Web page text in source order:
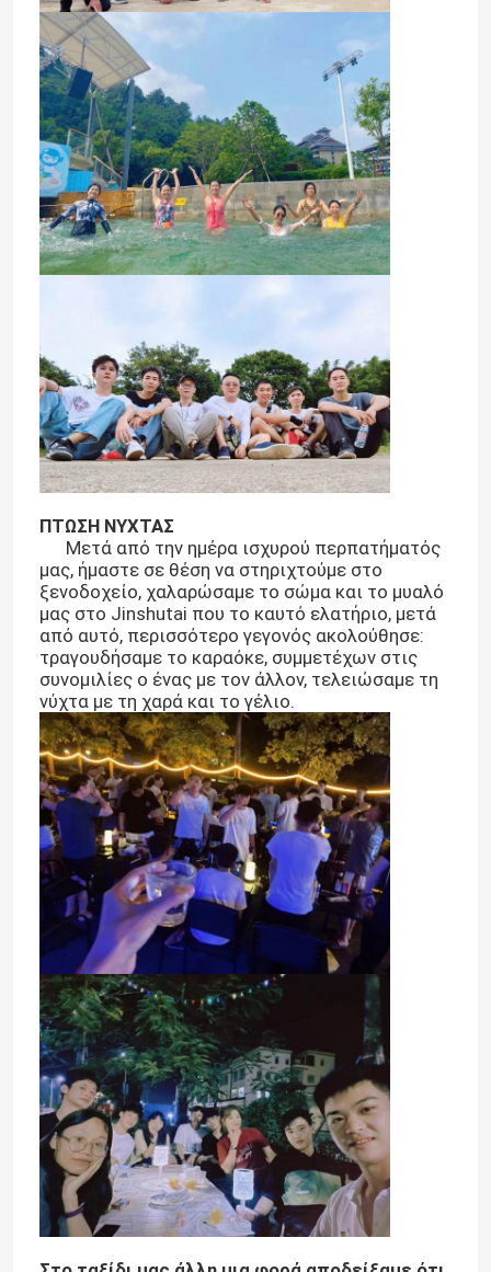
Αρχική Σελίδα
Προϊόντα
Σχετικά με εμάς
Γύρος εργοστασίων
Ποιοτικός έλεγχος
επαφή
Νέα
Όλες οι περιπτώσεις
Τρισδιάστατος εκτυπωτής μετάλλων λέιζερ
Οδοντικός τρισδιάστατος εκτυπωτής μετάλλων
ΠΤΩΣΗ ΝΥΧΤΑΣ
Μετά από την ημέρα ισχυρού περπατήματός
μας, ήμαστε σε θέση να στηριχτούμε στο
ξενοδοχείο, χαλαρώσαμε το σώμα και το μυαλό
μας στο Jinshutai που το καυτό ελατήριο, μετά
από αυτό, περισσότερο γεγονός ακολούθησε:
τραγουδήσαμε το καραόκε, συμμετέχων στις
συνομιλίες ο ένας με τον άλλον, τελειώσαμε τη
νύχτα με τη χαρά και το γέλιο.